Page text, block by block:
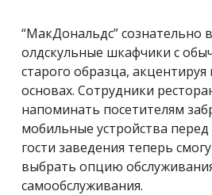
“МакДональдс” сознательно
олдскульные шкафчики с
старого образца,
основах. Сотрудники
напоминать посетителям
мобильные устройства
гости заведения теперь
выбрать опцию
самообслуживания.